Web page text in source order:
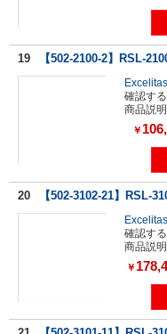
19 【502-2100-2】RSL-
確認する
商品説明
￥
20 【502-3102-21】RSL-
確認する
商品説明
￥